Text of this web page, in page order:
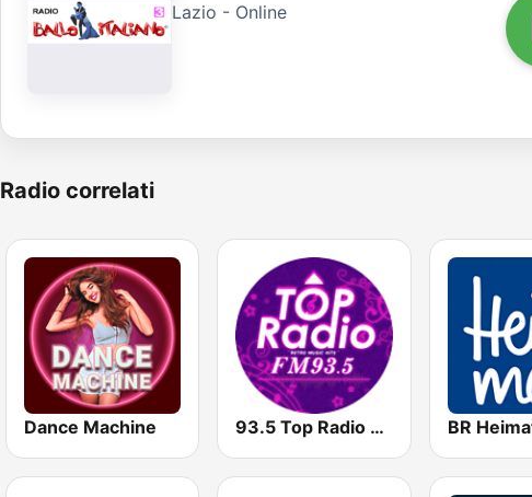
Lazio - Online
Radio correlati
Dance Machine 93.5 Top Radio FM BR